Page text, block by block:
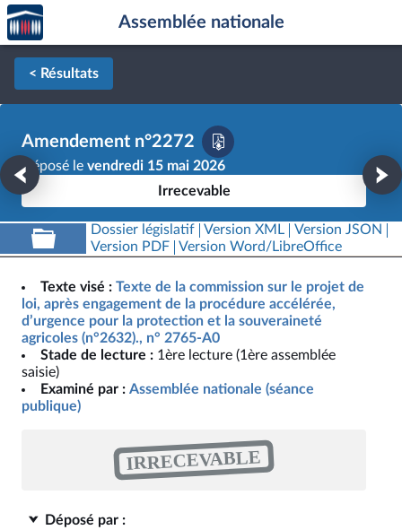
Aller au contenu
Aller en bas de la page
Accèder
à la
page
d'accueil
Assemblée nationale
< Résultats
Amendement n°2272
Déposé le vendredi 15 mai 2026
Irrecevable
Dossier législatif Version XML
Version JSON
Version PDF
Version Word/LibreOffice
Texte visé : Texte de la commission sur le projet de
loi, après engagement de la procédure accélérée,
d’urgence pour la protection et la souveraineté
agricoles (n°2632)., n° 2765-A0
Stade de lecture : 1ère lecture (1ère assemblée
saisie)
Examiné par : Assemblée nationale (séance
publique)
IRRECEVABLE
Déposé par :